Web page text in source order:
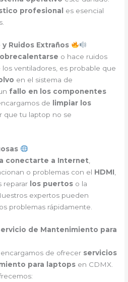
profesional
es esencial
Ruidos Extraños
o hace ruidos
ventiladores, es probable que
en el sistema de
fallo en los componentes
de
limpiar los
que tu laptop no se
conectarte a Internet
o problemas con el HDMI
reparar los puertos o la
expertos pueden
problemas rápidamente.
de Mantenimiento para
de ofrecer servicios
para laptops en CDMX.